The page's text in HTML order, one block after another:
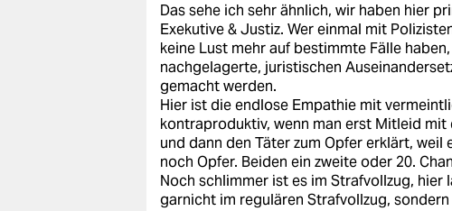
Das sehe ich sehr ähnlich, wir haben hier
Exekutive & Justiz. Wer einmal mit
keine Lust mehr auf bestimmte Fälle
nachgelagerte, juristischen
gemacht werden.
Hier ist die endlose Empathie mit
kontraproduktiv, wenn man erst Mitleid
und dann den Täter zum Opfer erklärt,
noch Opfer. Beiden ein zweite oder 20.
Noch schlimmer ist es im Strafvollzug,
garnicht im regulären Strafvollzug,